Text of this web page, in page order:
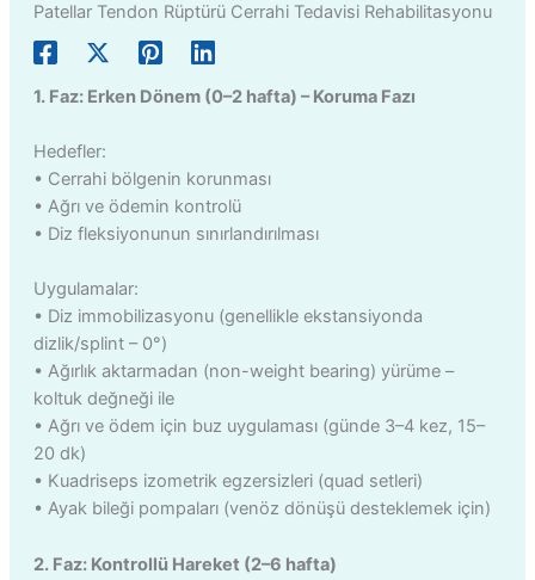
Patellar Tendon Rüptürü Cerrahi Tedavisi Rehabilitasyonu
1. Faz: Erken Dönem (0–2 hafta) – Koruma Fazı
Hedefler:
• Cerrahi bölgenin korunması
• Ağrı ve ödemin kontrolü
• Diz fleksiyonunun sınırlandırılması
Uygulamalar:
• Diz immobilizasyonu (genellikle ekstansiyonda
dizlik/splint – 0°)
• Ağırlık aktarmadan (non-weight bearing) yürüme –
koltuk değneği ile
• Ağrı ve ödem için buz uygulaması (günde 3–4 kez, 15–
20 dk)
• Kuadriseps izometrik egzersizleri (quad setleri)
• Ayak bileği pompaları (venöz dönüşü desteklemek için)
2. Faz: Kontrollü Hareket (2–6 hafta)